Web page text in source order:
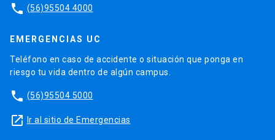
phone (56)95504 4000
EMERGENCIAS UC
Teléfono en caso de accidente o situación que ponga en
riesgo tu vida dentro de algún campus.
phone (56)95504 5000
launch Ir al sitio de Emergencias